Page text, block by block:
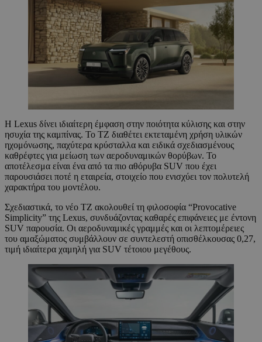
Η Lexus δίνει ιδιαίτερη έμφαση στην ποιότητα κύλισης και στην
ησυχία της καμπίνας. Το TZ διαθέτει εκτεταμένη χρήση υλικών
ηχομόνωσης, παχύτερα κρύσταλλα και ειδικά σχεδιασμένους
καθρέφτες για μείωση των αεροδυναμικών θορύβων. Το
αποτέλεσμα είναι ένα από τα πιο αθόρυβα SUV που έχει
παρουσιάσει ποτέ η εταιρεία, στοιχείο που ενισχύει τον πολυτελή
χαρακτήρα του μοντέλου.
Σχεδιαστικά, το νέο TZ ακολουθεί τη φιλοσοφία “Provocative
Simplicity” της Lexus, συνδυάζοντας καθαρές επιφάνειες με έντονη
SUV παρουσία. Οι αεροδυναμικές γραμμές και οι λεπτομέρειες
του αμαξώματος συμβάλλουν σε συντελεστή οπισθέλκουσας 0,27,
τιμή ιδιαίτερα χαμηλή για SUV τέτοιου μεγέθους.